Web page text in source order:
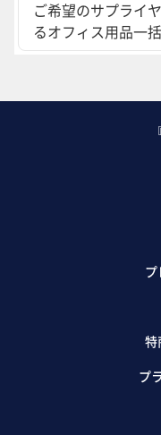
ご希望のサプライ
るオフィス用品一
特
プ